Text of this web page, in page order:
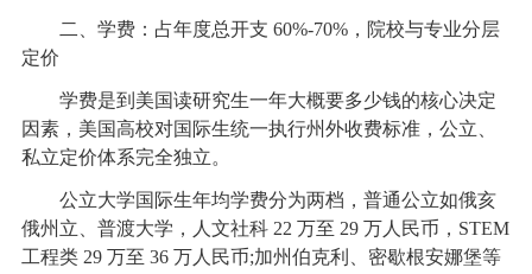
二、学费：占年度总开支 60%-70%，院校与专业分层
定价
学费是到美国读研究生一年大概要多少钱的核心决定
因素，美国高校对国际生统一执行州外收费标准，公立、
私立定价体系完全独立。
公立大学国际生年均学费分为两档，普通公立如俄亥
俄州立、普渡大学，人文社科 22 万至 29 万人民币，STEM
工程类 29 万至 36 万人民币;加州伯克利、密歇根安娜堡等